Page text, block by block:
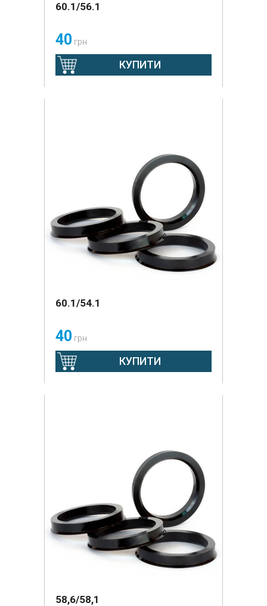
60.1/56.1
40 грн
КУПИТИ
60.1/54.1
40 грн
КУПИТИ
58,6/58,1